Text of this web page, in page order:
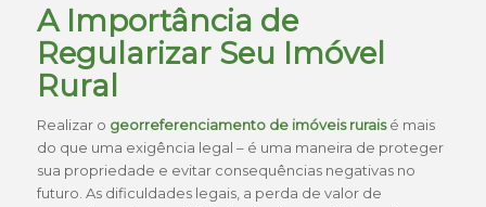
A Importância de
Regularizar Seu Imóvel
Rural
Realizar o georreferenciamento de imóveis ruraisé mais
do que uma exigência legal – é uma maneira de proteger
sua propriedade e evitar consequências negativas no
futuro. As dificuldades legais, a perda de valor de